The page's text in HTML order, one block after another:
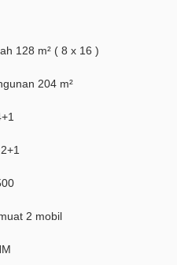
128 m² ( 8 x 16 )
204 m²
2 mobil